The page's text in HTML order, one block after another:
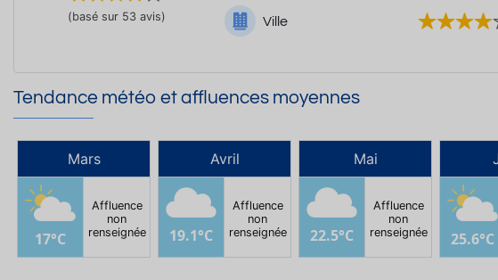
(basé sur 53 avis) Ville
Tendance météo et affluences moyennes
Mars
17°C
Affluence
non
renseignée
Avril
19.1°C
Affluence
non
renseignée
Mai
22.5°C
Affluence
non
renseignée
25.6°C